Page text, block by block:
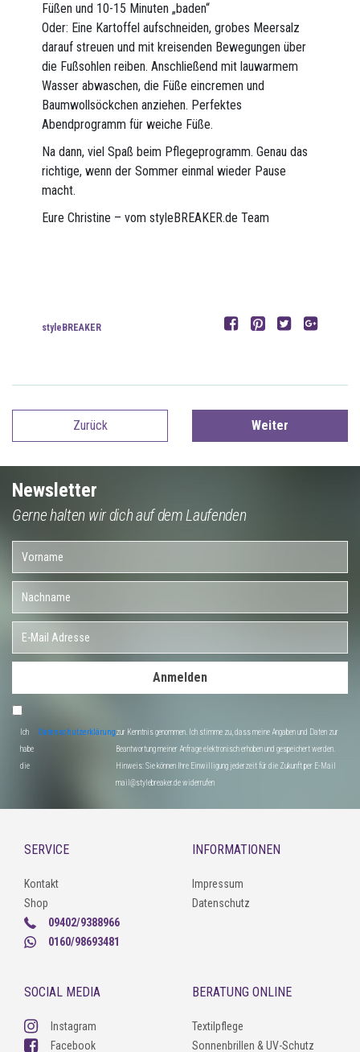
Füßen und 10-15 Minuten „baden“
Oder: Eine Kartoffel aufschneiden, grobes Meersalz
darauf streuen und mit kreisenden Bewegungen über
die Fußsohlen reiben. Anschließend mit lauwarmem
Wasser abwaschen, die Füße eincremen und
Baumwollsöckchen anziehen. Perfektes
Abendprogramm für weiche Füße.
Na dann, viel Spaß beim Pflegeprogramm. Genau das
richtige, wenn der Sommer einmal wieder Pause
macht.
Eure Christine – vom styleBREAKER.de Team
styleBREAKER
Zurück Weiter
Newsletter
Gerne halten wir dich auf dem Laufenden
Anmelden
Ich
habe
die
Datenschutzerklärungzur Kenntnis genommen. Ich stimme zu, dass meine Angaben und Daten zur
Beantwortung meiner Anfrage elektronisch erhoben und gespeichert werden.
Hinweis: Sie können Ihre Einwilligung jederzeit für die Zukunft per E-Mail
mail@stylebreaker.de widerrufen
SERVICE
Kontakt
Shop
09402/9388966
0160/98693481
INFORMATIONEN
Impressum
Datenschutz
SOCIAL MEDIA
Instagram
Facebook
BERATUNG ONLINE
Textilpflege
Sonnenbrillen & UV-Schutz